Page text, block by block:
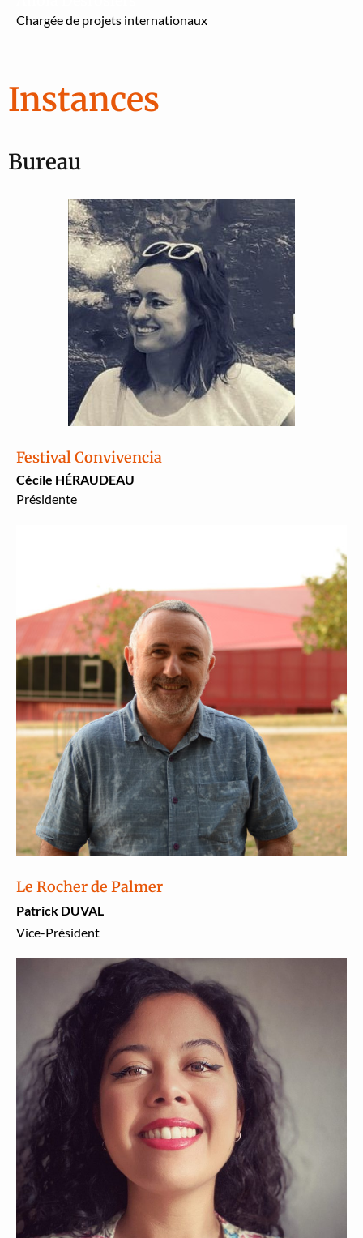
Chargée de pro­jets inter­na­tionaux
Instances
Bureau
Festival Convivencia
Cécile HÉRAUDEAU
Prési­dente
Le Rocher de Palmer
Patrick DUVAL
Vice-Prési­dent